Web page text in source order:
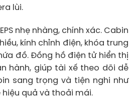
lùi.
nhẹ nhàng, chính xác. Cabin
kính chỉnh điện, khóa trung
đồ. Đồng hồ điện tử hiển thị
hành, giúp tài xế theo dõi dễ
sang trọng và tiện nghi như
hiệu quả và thoải mái.